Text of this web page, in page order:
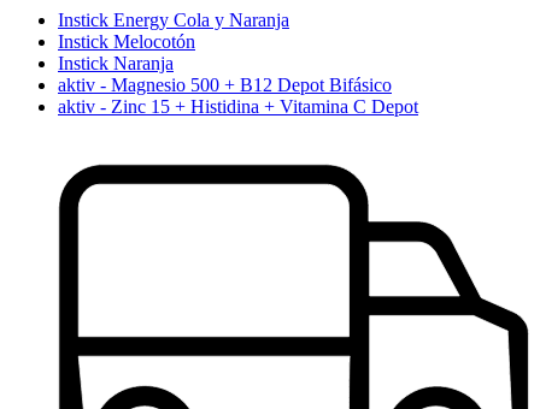
Instick Energy Cola y Naranja
Instick Melocotón
Instick Naranja
aktiv - Magnesio 500 + B12 Depot Bifásico
aktiv - Zinc 15 + Histidina + Vitamina C Depot